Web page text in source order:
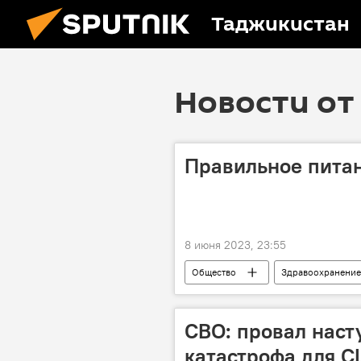
Таджикистан
Новости
Правильное
8 июня 2023, 23:55
Общество Здравоохранение
СВО: провал